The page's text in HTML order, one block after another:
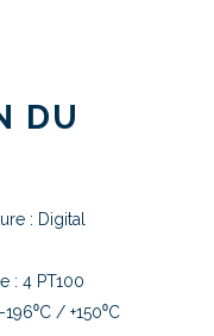
DU
: Digital
: 4 PT100
/ +150⁰C